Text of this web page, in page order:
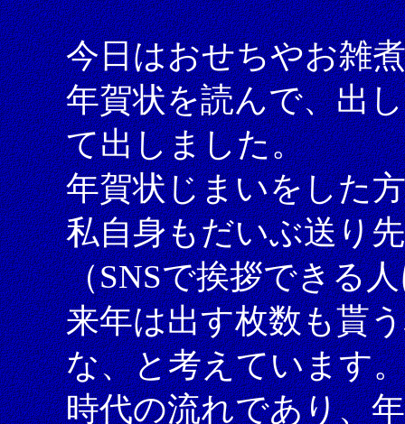
今日はおせちやお雑
年賀状を読んで、出
て出しました。
年賀状じまいをした
私自身もだいぶ送り
（SNSで挨拶できる
来年は出す枚数も貰
な、と考えています
時代の流れであり、